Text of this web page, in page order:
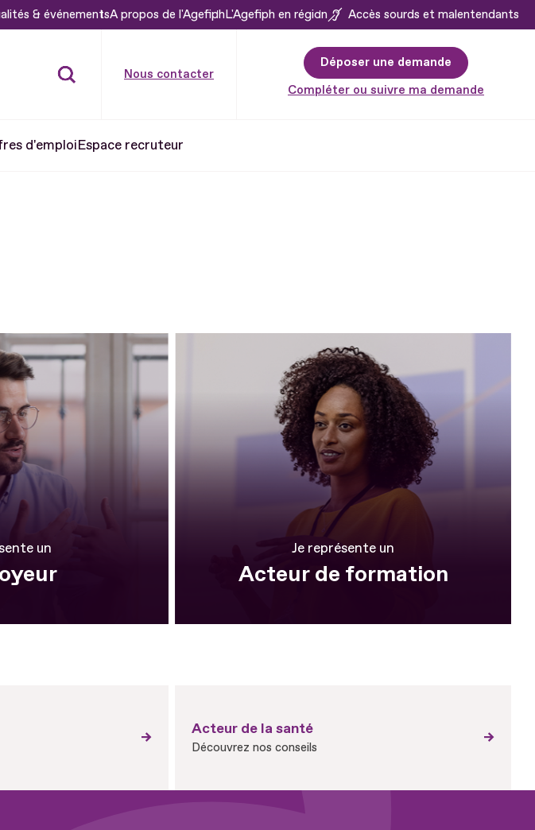
& événementsA propos de l'AgefiphL'Agefiph en région Accès sourds et malentendants
Nous contacter
Déposer une demande
Compléter ou suivre ma demande
d'emploiEspace recruteur
un Je représente un
Acteur de formation
Acteur de la santé
Découvrez nos conseils